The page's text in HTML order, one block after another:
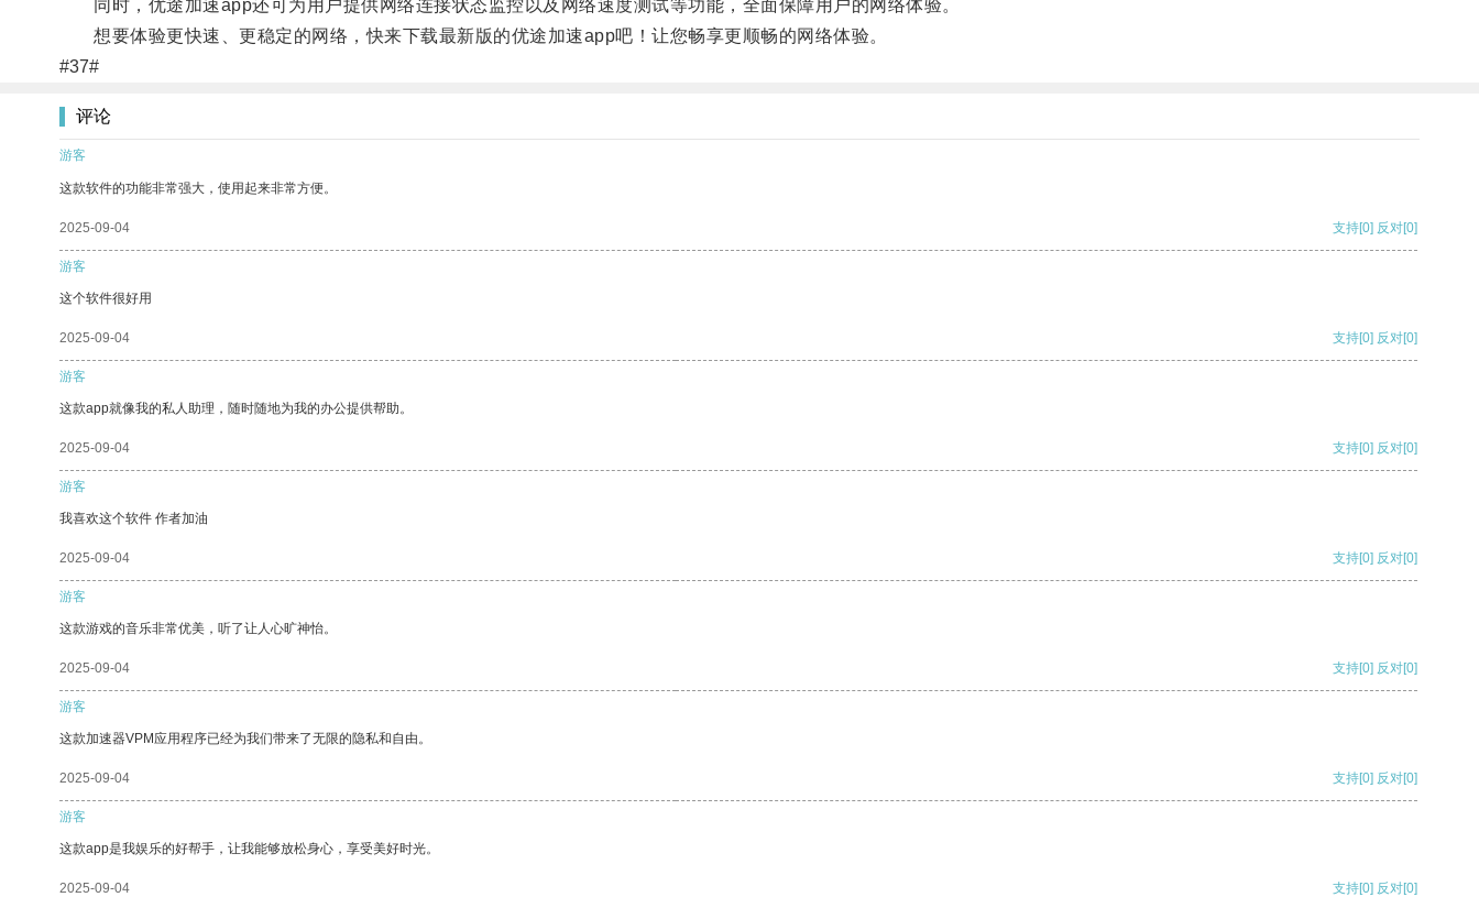
同时，优途加速app还可为用户提供网络连接状态监控以及网络速度测试等功能，全面保障用户的网络体验。
想要体验更快速、更稳定的网络，快来下载最新版的优途加速app吧！让您畅享更顺畅的网络体验。
#37#
评论
游客
这款软件的功能非常强大，使用起来非常方便。
2025-09-04 支持[0] 反对[0]
游客
这个软件很好用
2025-09-04 支持[0] 反对[0]
游客
这款app就像我的私人助理，随时随地为我的办公提供帮助。
2025-09-04 支持[0] 反对[0]
游客
我喜欢这个软件 作者加油
2025-09-04 支持[0] 反对[0]
游客
这款游戏的音乐非常优美，听了让人心旷神怡。
2025-09-04 支持[0] 反对[0]
游客
这款加速器VPM应用程序已经为我们带来了无限的隐私和自由。
2025-09-04 支持[0] 反对[0]
游客
这款app是我娱乐的好帮手，让我能够放松身心，享受美好时光。
2025-09-04 支持[0] 反对[0]